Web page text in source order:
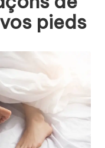
pieds